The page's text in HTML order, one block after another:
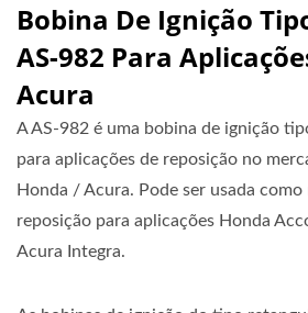
Bobina De Ignição
AS-982 Para
Acura
A AS-982 é uma bobina de ignição
para aplicações de reposição no
Honda / Acura. Pode ser usada
reposição para aplicações Honda
Acura Integra.